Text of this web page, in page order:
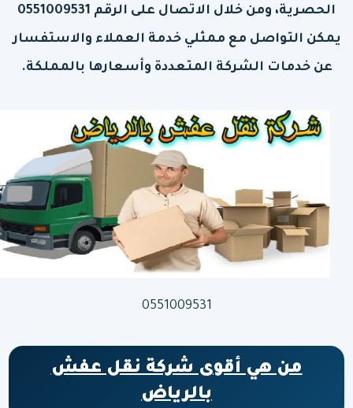
الحصرية، ومن خلال الاتصال على الرقم 0551009531
يمكن التواصل مع ممثلي خدمة العملاء والاستفسار
عن خدمات الشركة المتعددة وأسعارها بالمملكة.
0551009531
من هي أقوى شركة نقل عفش
بالرياض